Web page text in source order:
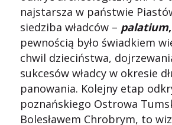
najstarsza w państwie
siedziba władców – palatium,
pewnością było świadkiem
chwil dzieciństwa,
sukcesów władcy w okresie
panowania. Kolejny etap
poznańskiego Ostrowa
Bolesławem Chrobrym, to